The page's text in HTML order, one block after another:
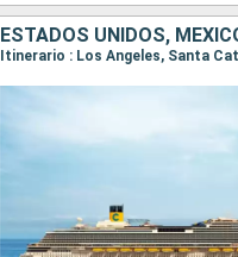
ESTADOS UNIDOS,
Itinerario : Los Angeles, Santa